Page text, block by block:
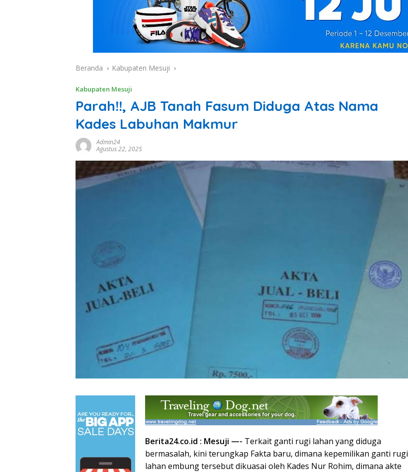
Beranda Kabupaten Mesuji
Kabupaten Mesuji
Parah!!, AJB Tanah Fasum Diduga Atas Nama
Kades Labuhan Makmur
Admin24
Agustus 22, 2025
Berita24.co.id : Mesuji —- Terkait ganti rugi lahan yang diduga
bermasalah, kini terungkap Fakta baru, dimana kepemilikan ganti rugi
lahan embung tersebut dikuasai oleh Kades Nur Rohim, dimana akte